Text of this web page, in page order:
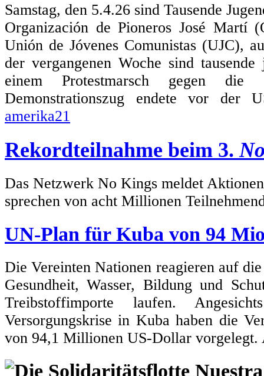
Samstag, den 5.4.26 sind Tausende
Organización de Pioneros José Martí
Unión de Jóvenes Comunistas (UJC),
der vergangenen Woche sind
einem Protestmarsch gegen
Demonstrationszug endete vor der
amerika21
Rekordteilnahme beim 3.
Das Netzwerk No Kings meldet
sprechen von acht Millionen
UN-Plan für Kuba von 94
Die Vereinten Nationen reagieren auf
Gesundheit, Wasser, Bildung und
Treibstoffimporte laufen.
Versorgungskrise in Kuba haben die
von 94,1 Millionen US-Dollar vorgelegt.